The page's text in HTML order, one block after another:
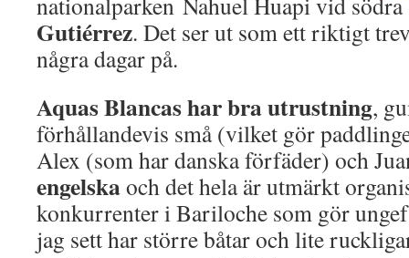
Gutiérrez. Det ser ut som ett riktigt
några dagar på.
Aquas Blancas har bra utrustning,
förhållandevis små (vilket gör
Alex (som har danska förfäder) och
engelskaoch det hela är utmärkt
konkurrenter i Bariloche som gör
jag sett har större båtar och lite